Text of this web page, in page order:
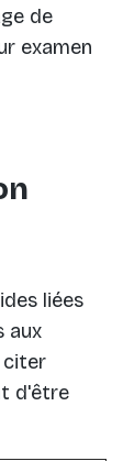
de
examen
liées
aux
citer
d'être